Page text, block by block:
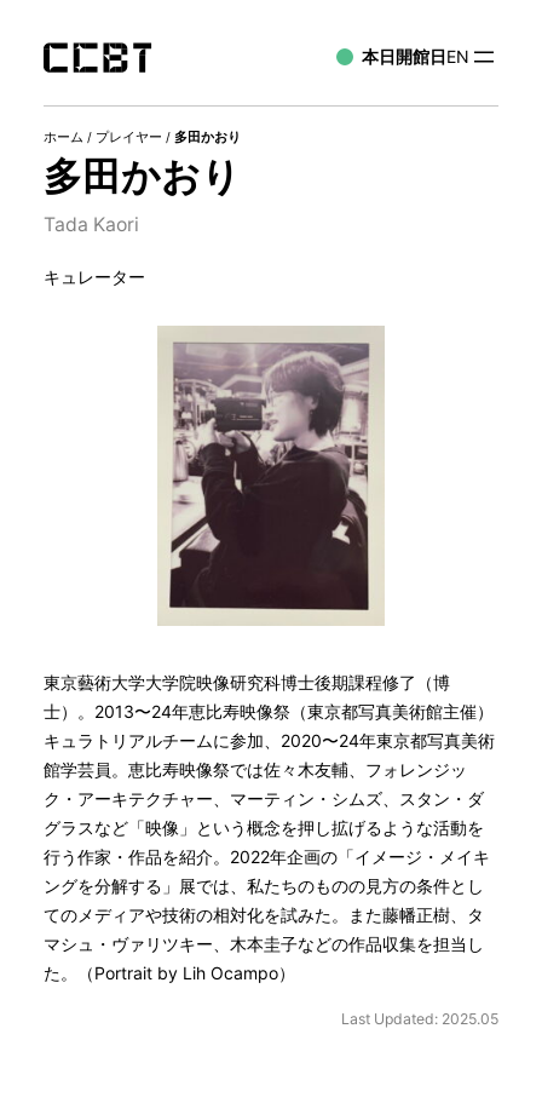
本日開館日EN
ホーム / プレイヤー / 多田かおり
多田かおり
Tada Kaori
キュレーター
東京藝術大学大学院映像研究科博士後期課程修了（博
士）。2013〜24年恵比寿映像祭（東京都写真美術館主催）
キュラトリアルチームに参加、2020〜24年東京都写真美術
館学芸員。恵比寿映像祭では佐々木友輔、フォレンジッ
ク・アーキテクチャー、マーティン・シムズ、スタン・ダ
グラスなど「映像」という概念を押し拡げるような活動を
行う作家・作品を紹介。2022年企画の「イメージ・メイキ
ングを分解する」展では、私たちのものの見方の条件とし
てのメディアや技術の相対化を試みた。また藤幡正樹、タ
マシュ・ヴァリツキー、木本圭子などの作品収集を担当し
た。（Portrait by Lih Ocampo）
Last Updated: 2025.05